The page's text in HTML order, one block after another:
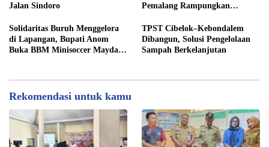
Jalan Sindoro
Pemalang Rampungkan
Solidaritas Buruh Menggelora
di Lapangan, Bupati Anom
Buka BBM Minisoccer Mayday
TPST Cibelok–Kebondalem
Dibangun, Solusi Pengelolaan
Sampah Berkelanjutan
Rekomendasi untuk kamu